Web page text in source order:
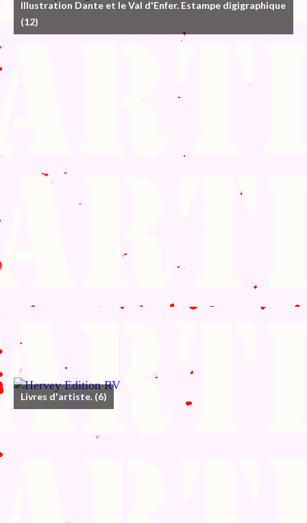
Illustration Dante et le Val d'Enfer. Estampe digigraphique
(12)
Livres d'artiste. (6)